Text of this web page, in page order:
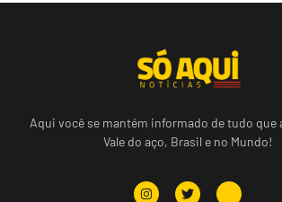
Aqui você se mantém informado de tudo que
Vale do aço, Brasil e no Mundo!